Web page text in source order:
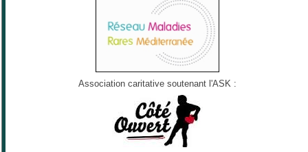
Association caritative soutenant l'ASK :